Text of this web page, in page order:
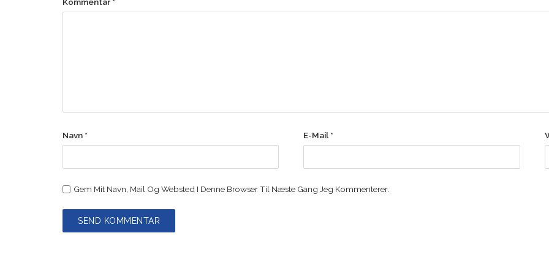
Navn * E-Mail *
Gem Mit Navn, Mail Og Websted I Denne Browser Til Næste Gang Jeg Kommenterer.